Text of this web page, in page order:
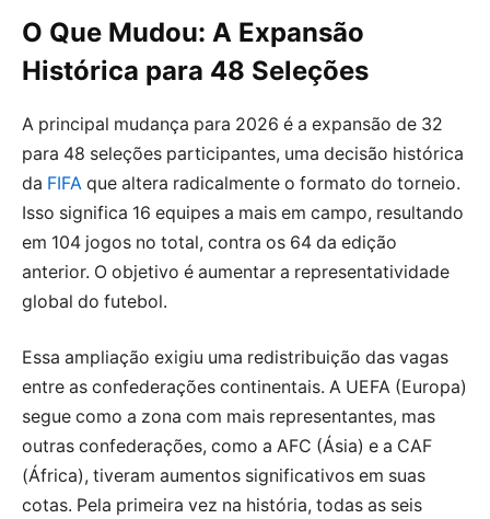
O Que Mudou: A Expansão
Histórica para 48 Seleções
A principal mudança para 2026 é a expansão de 32
para 48 seleções participantes, uma decisão histórica
da FIFA que altera radicalmente o formato do torneio.
Isso significa 16 equipes a mais em campo, resultando
em 104 jogos no total, contra os 64 da edição
anterior. O objetivo é aumentar a representatividade
global do futebol.
Essa ampliação exigiu uma redistribuição das vagas
entre as confederações continentais. A UEFA (Europa)
segue como a zona com mais representantes, mas
outras confederações, como a AFC (Ásia) e a CAF
(África), tiveram aumentos significativos em suas
cotas. Pela primeira vez na história, todas as seis